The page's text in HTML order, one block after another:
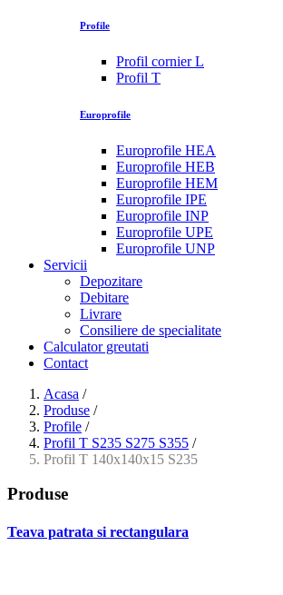
Profile
Profil cornier L
Profil T
Europrofile
Europrofile HEA
Europrofile HEB
Europrofile HEM
Europrofile IPE
Europrofile INP
Europrofile UPE
Europrofile UNP
Servicii
Depozitare
Debitare
Livrare
Consiliere de specialitate
Calculator greutati
Contact
Acasa /
Produse /
Profile /
Profil T S235 S275 S355 /
Profil T 140x140x15 S235
Produse
Teava patrata si rectangulara